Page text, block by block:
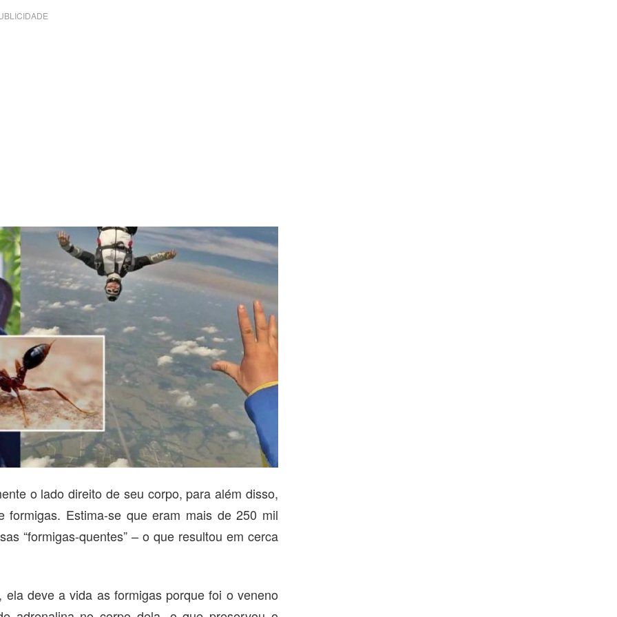
o lado direito de seu corpo, para além disso,
Estima-se que eram mais de 250 mil
“formigas-quentes” – o que resultou em cerca
deve a vida as formigas porque foi o veneno